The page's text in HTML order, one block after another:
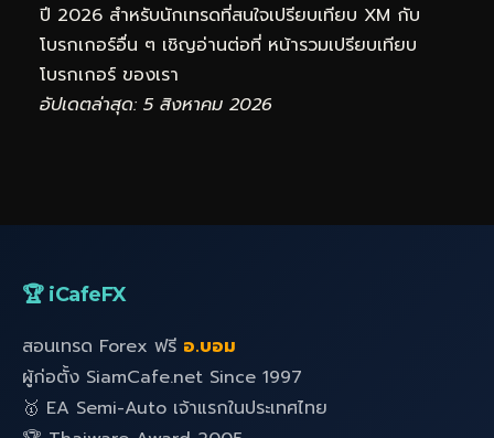
ปี 2026 สำหรับนักเทรดที่สนใจเปรียบเทียบ XM กับ
โบรกเกอร์อื่น ๆ เชิญอ่านต่อที่ หน้ารวมเปรียบเทียบ
โบรกเกอร์ ของเรา
อัปเดตล่าสุด: 5 สิงหาคม 2026
🏆 iCafeFX
สอนเทรด Forex ฟรี อ.บอม
ผู้ก่อตั้ง SiamCafe.net Since 1997
🥇 EA Semi-Auto เจ้าแรกในประเทศไทย